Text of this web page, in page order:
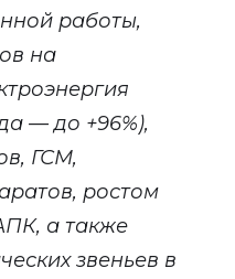
работы,
на
— до +96%),
ГСМ,
ростом
а также
звеньев в